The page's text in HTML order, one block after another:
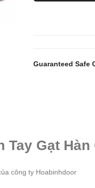
Guaranteed Safe
Tay Gạt
công ty Hoabinhdoor